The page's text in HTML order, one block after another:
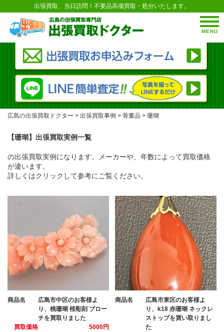
MENU
出張買取、当日訪問！不要品高価買取・処分いたします。
広島の出張買取ドクター > 出張買取事例 > 骨董品 > 珊瑚
【珊瑚】出張買取実例一覧
の出張買取実例になります。メーカーや、年数によって買取価格
が違います、
詳しくはクリックして参考にご覧ください。
商品名
広島市中区のお客様よ
り、桃珊瑚 桜彫刻 ブロー
チを買取りました
買取価格
5000円
商品名
広島市東区のお客様よ
り、k18 赤珊瑚 ネックレ
ストップを買い取りまし
た